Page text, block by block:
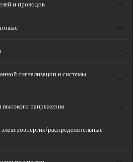
и проводов
сигнализации и системы
высокого напряжения
распределительные